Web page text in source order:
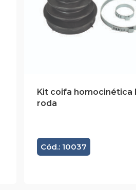
Kit coifa homocinética
roda
Cód.: 10037